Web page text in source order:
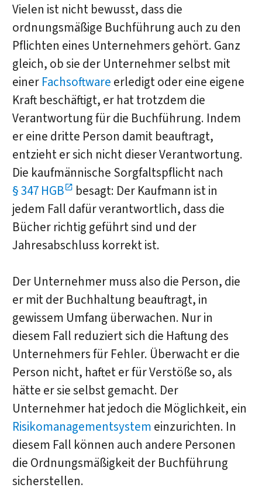
Vielen ist nicht bewusst, dass die
ordnungsmäßige Buchführung auch zu den
Pflichten eines Unternehmers gehört. Ganz
gleich, ob sie der Unternehmer selbst mit
einer Fachsoftware erledigt oder eine eigene
Kraft beschäftigt, er hat trotzdem die
Verantwortung für die Buchführung. Indem
er eine dritte Person damit beauftragt,
entzieht er sich nicht dieser Verantwortung.
Die kaufmännische Sorgfaltspflicht nach
§ 347 HGB
besagt: Der Kaufmann ist in
jedem Fall dafür verantwortlich, dass die
Bücher richtig geführt sind und der
Jahresabschluss korrekt ist.
Der Unternehmer muss also die Person, die
er mit der Buchhaltung beauftragt, in
gewissem Umfang überwachen. Nur in
diesem Fall reduziert sich die Haftung des
Unternehmers für Fehler. Überwacht er die
Person nicht, haftet er für Verstöße so, als
hätte er sie selbst gemacht. Der
Unternehmer hat jedoch die Möglichkeit, ein
Risikomanagementsystem einzurichten. In
diesem Fall können auch andere Personen
die Ordnungsmäßigkeit der Buchführung
sicherstellen.